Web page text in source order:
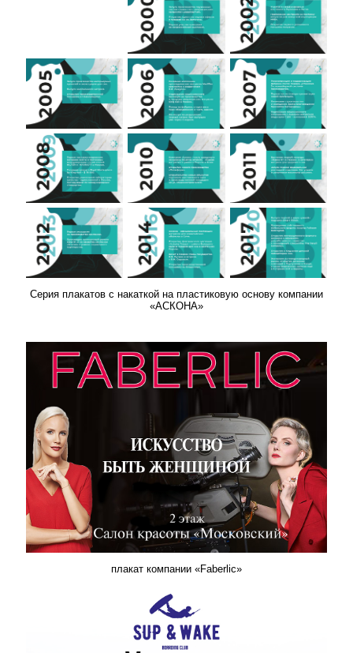
Серия плакатов с накаткой на пластиковую основу компании
«АСКОНА»
плакат компании «Faberlic»